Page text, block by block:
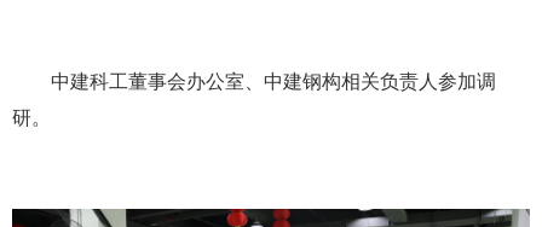
中建科工董事会办公室、中建钢构相关负责人参加调
研。